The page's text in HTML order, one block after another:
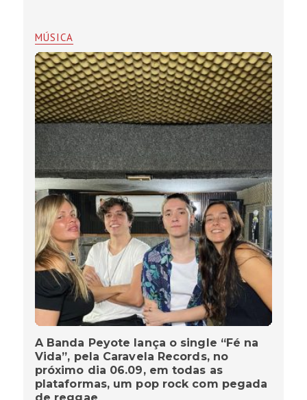
MÚSICA
A Banda Peyote lança o single “Fé na
Vida”, pela Caravela Records, no
próximo dia 06.09, em todas as
plataformas, um pop rock com pegada